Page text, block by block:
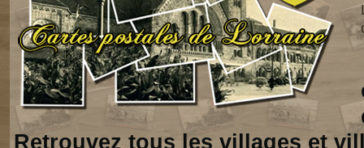
Retrouvez tous les villages et